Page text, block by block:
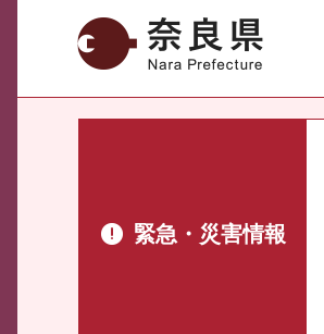
奈良県
緊急・災害情報